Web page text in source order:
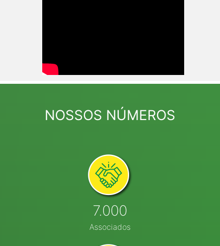
NOSSOS NÚMEROS
7.000
Associados